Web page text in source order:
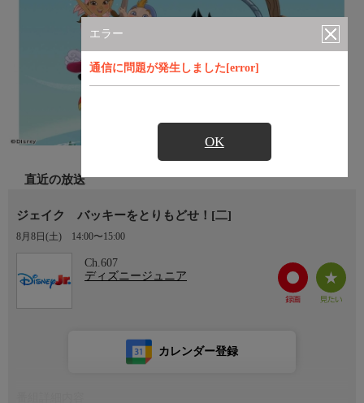
エラー
通信に問題が発生しました[error]
OK
直近の放送
ジェイク バッキーをとりもどせ！[二]
8月8日(土) 14:00〜15:00
Ch.607
ディズニージュニア
カレンダー登録